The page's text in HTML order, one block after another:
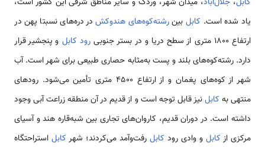
یاد شده است. کابلبینرشته‌کوه‌های هندوکشدر دره‌های نسبتا پهن در
ارتفاع ۱۸۰۰ متری از سطح دریا و در بستر جنوبی
رود کابل و پنجشیر قرار
دارد. رشته‌کوه‌های بلند و پست به‌مثابه حصاری طبیعی برای شهر است. آب
شهر از کوه‌های پغمان و از ارتفاع ۴۵۰۰ متری تأمین می‌شود. رودهای
منتهی به کابلنیز قابل توجه است و از قدیم در آن منطقه زراعت آبی وجود
داشته است. در دوران قدیم، کاروان‌های تجاری بین شبه‌قاره هند و آسیای
مرکزی از کابل و وادی رود کابل رفت‌وآمد می‌کردند؛ شهر کابل استراحتگاه